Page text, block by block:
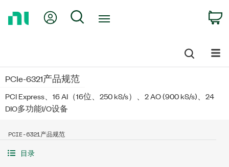
My Account
Search
PCIe-6321产品规范
PCI Express、16 AI（16位、250 kS/s）、2 AO (900 kS/s)、24
DIO多功能I/O设备
PCIE-6321产品规范
目录